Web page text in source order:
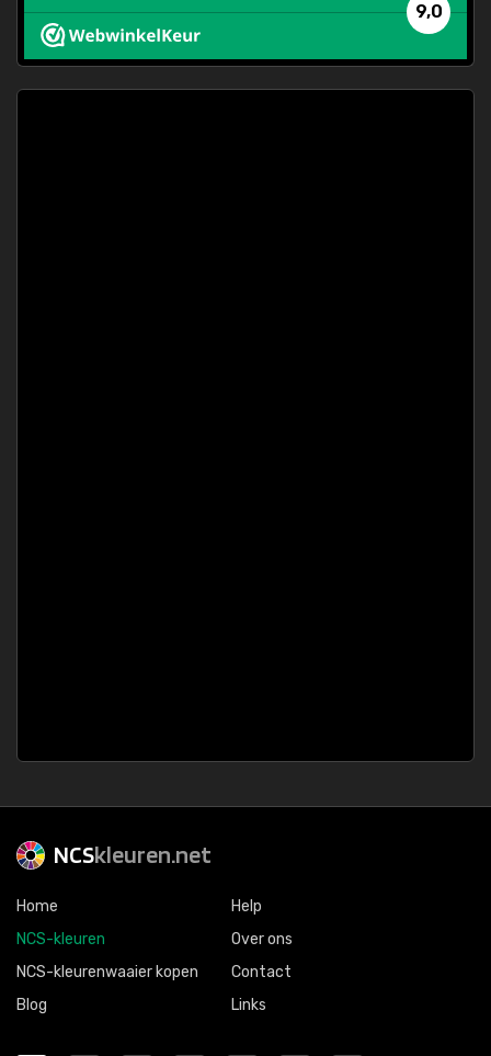
9,0
NCSkleuren.net
Home
NCS-kleuren
NCS-kleurenwaaier kopen
Blog
Help
Over ons
Contact
Links